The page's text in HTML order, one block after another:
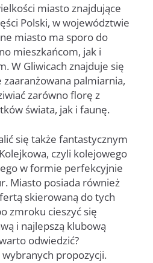
miasto znajdujące
Polski, w województwie
miasto ma sporo do
mieszkańcom, jak i
W Gliwicach znajduje się
palmiarnia,
zarówno florę z
świata, jak i faunę.
się także fantastycznym
czyli kolejowego
w formie perfekcyjnie
Miasto posiada również
skierowaną do tych
zmroku cieszyć się
i najlepszą klubową
odwiedzić?
propozycji.